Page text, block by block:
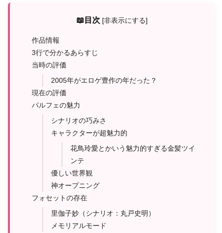
📖目次 [非表示にする]
作品情報
3行で分かるあらすじ
当時の評価
2005年がエロゲ豊作の年だった？
現在の評価
パルフェの魅力
シナリオの巧みさ
キャラクターが超魅力的
花鳥玲愛とかいう魅力的すぎる金髪ツイ
ンテ
優しい世界観
神オープニング
フォセットの存在
里伽子妙（シナリオ：丸戸史明）
メモリアルモード